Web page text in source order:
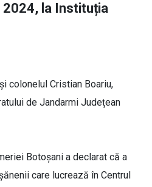
2024, la Instituția
colonelul Cristian Boariu,
de Jandarmi Județean
Botoșani a declarat că a
care lucrează în Centrul